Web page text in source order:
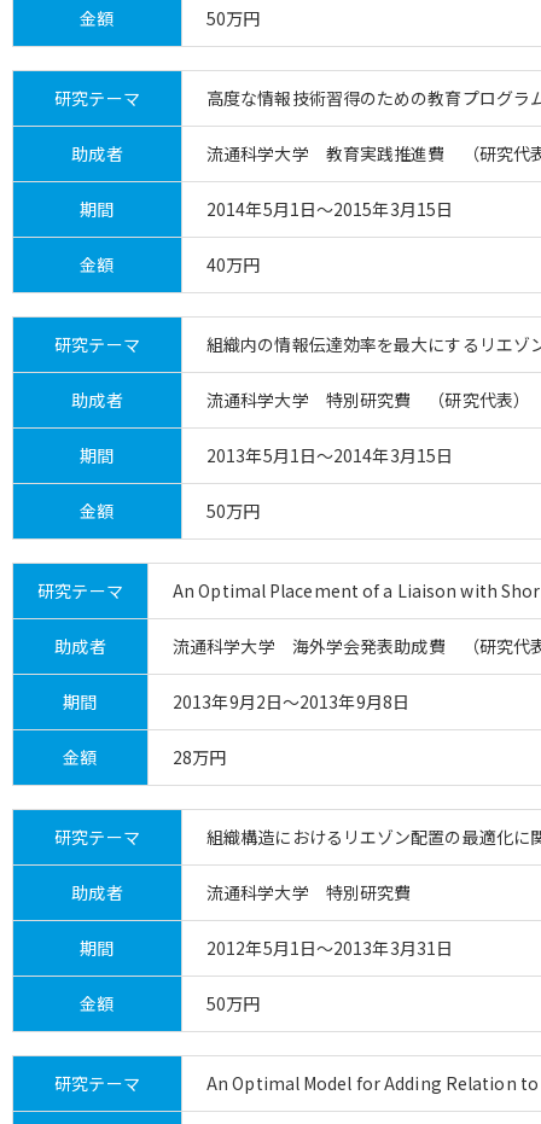
金額 50万円
研究テーマ 高度な情報技術習得のための教育プログラ
助成者 流通科学大学 教育実践推進費 （研究代
期間 2014年5月1日～2015年3月15日
金額 40万円
研究テーマ 組織内の情報伝達効率を最大にするリエゾ
助成者 流通科学大学 特別研究費 （研究代表）
期間 2013年5月1日～2014年3月15日
金額 50万円
研究テーマ An Optimal Placement of a Liaison with
助成者 流通科学大学 海外学会発表助成費 （研究代
期間 2013年9月2日～2013年9月8日
金額 28万円
研究テーマ 組織構造におけるリエゾン配置の最適化に
助成者 流通科学大学 特別研究費
期間 2012年5月1日～2013年3月31日
金額 50万円
研究テーマ An Optimal Model for Adding Relation